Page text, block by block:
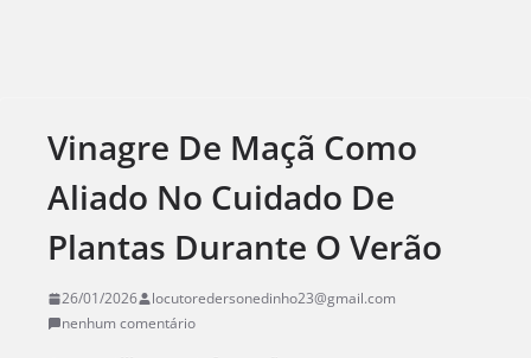
Vinagre De Maçã Como
Aliado No Cuidado De
Plantas Durante O Verão
26/01/2026
locutoredersonedinho23@gmail.com
nenhum comentário